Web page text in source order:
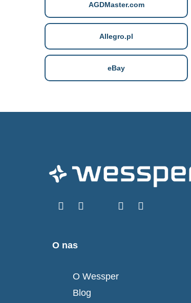
AGDMaster.com
Allegro.pl
eBay
O nas
O Wessper
Blog